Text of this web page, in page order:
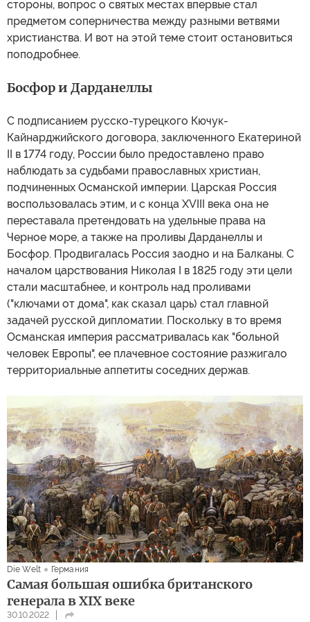
стороны, вопрос о святых местах впервые стал
предметом соперничества между разными ветвями
христианства. И вот на этой теме стоит остановиться
поподробнее.
Босфор и Дарданеллы
С подписанием русско-турецкого Кючук-
Кайнарджийского договора, заключенного Екатериной
II в 1774 году, России было предоставлено право
наблюдать за судьбами православных христиан,
подчиненных Османской империи. Царская Россия
воспользовалась этим, и с конца XVIII века она не
переставала претендовать на удельные права на
Черное море, а также на проливы Дарданеллы и
Босфор. Продвигалась Россия заодно и на Балканы. С
началом царствования Николая I в 1825 году эти цели
стали масштабнее, и контроль над проливами
("ключами от дома", как сказал царь) стал главной
задачей русской дипломатии. Поскольку в то время
Османская империя рассматривалась как "больной
человек Европы", ее плачевное состояние разжигало
территориальные аппетиты соседних держав.
Die Welt Германия
Самая большая ошибка британского
генерала в XIX веке
30.10.2022